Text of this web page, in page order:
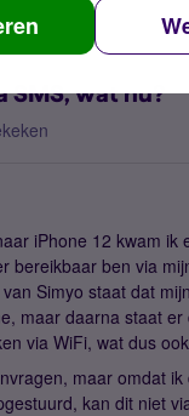
SMS, wat nu?
iPhone 12 kwam
bereikbaar ben via
Simyo staat dat
maar daarna staat
via WiFi, wat dus
maar omdat
kan dit niet